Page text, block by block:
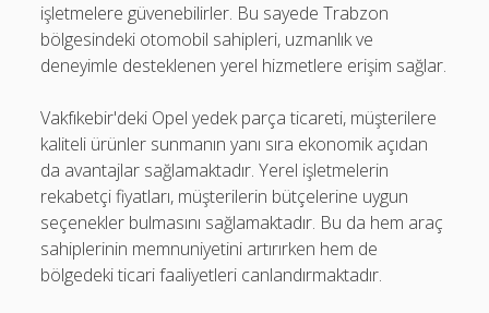
işletmelere güvenebilirler. Bu sayede Trabzon
bölgesindeki otomobil sahipleri, uzmanlık ve
deneyimle desteklenen yerel hizmetlere erişim sağlar.
Vakfıkebir'deki Opel yedek parça ticareti, müşterilere
kaliteli ürünler sunmanın yanı sıra ekonomik açıdan
da avantajlar sağlamaktadır. Yerel işletmelerin
rekabetçi fiyatları, müşterilerin bütçelerine uygun
seçenekler bulmasını sağlamaktadır. Bu da hem araç
sahiplerinin memnuniyetini artırırken hem de
bölgedeki ticari faaliyetleri canlandırmaktadır.